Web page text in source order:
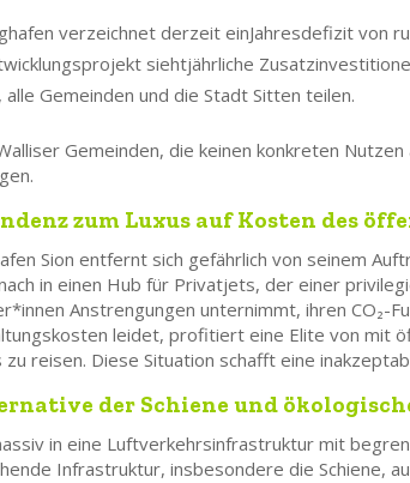
verzeichnet derzeit einJahresdefizit von
siehtjährliche
alle Gemeinden und die Stadt Sitten teilen.
Gemeinden, die keinen konkreten
zum Luxus auf Kosten des
Sion entfernt sich gefährlich von seinem
in einen Hub für Privatjets, der einer
Anstrengungen unternimmt, ihren CO₂-
leidet, profitiert eine Elite von mit
reisen. Diese Situation schafft eine
der Schiene und
in eine Luftverkehrsinfrastruktur mit
Infrastruktur, insbesondere die Schiene,